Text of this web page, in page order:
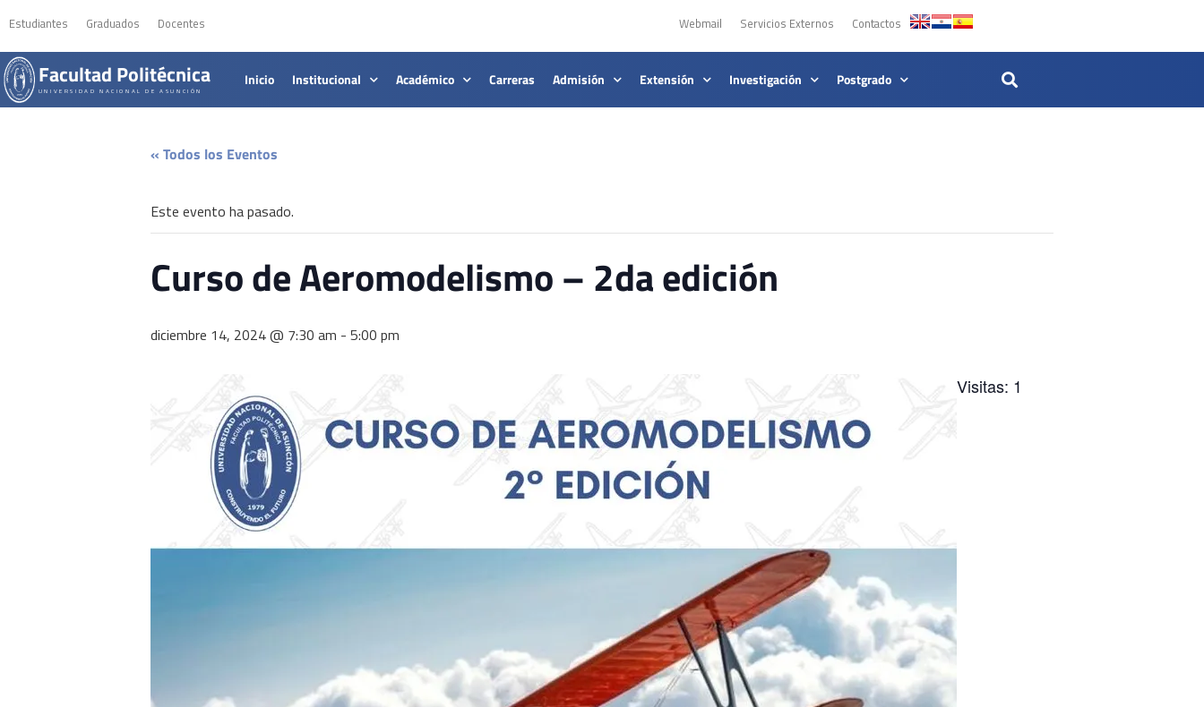
Estudiantes Graduados Docentes Webmail Servicios Externos Contactos
Facultad Politécnica
UNIVERSIDAD NACIONAL DE ASUNCIÓN
Inicio Institucional Académico Carreras Admisión Extensión Investigación Postgrado
« Todos los Eventos
Este evento ha pasado.
Curso de Aeromodelismo – 2da edición
diciembre 14, 2024 @ 7:30 am - 5:00 pm
Visitas: 1